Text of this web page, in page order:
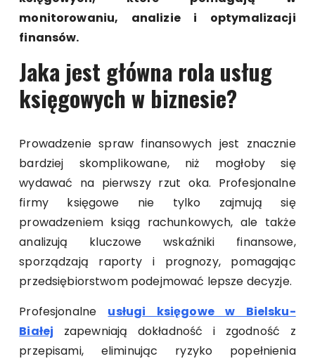
monitorowaniu, analizie i optymalizacji
finansów.
Jaka jest główna rola usług
księgowych w biznesie?
Prowadzenie spraw finansowych jest znacznie
bardziej skomplikowane, niż mogłoby się
wydawać na pierwszy rzut oka. Profesjonalne
firmy księgowe nie tylko zajmują się
prowadzeniem ksiąg rachunkowych, ale także
analizują kluczowe wskaźniki finansowe,
sporządzają raporty i prognozy, pomagając
przedsiębiorstwom podejmować lepsze decyzje.
Profesjonalne usługi księgowe w Bielsku-
Białej zapewniają dokładność i zgodność z
przepisami, eliminując ryzyko popełnienia